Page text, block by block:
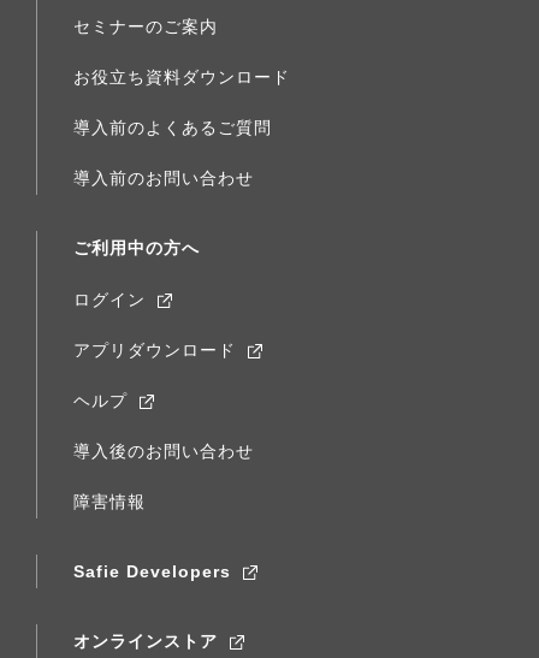
セミナーのご案内
お役立ち資料ダウンロード
導入前のよくあるご質問
導入前のお問い合わせ
ご利用中の方へ
ログイン
アプリダウンロード
ヘルプ
導入後のお問い合わせ
障害情報
Safie Developers
オンラインストア